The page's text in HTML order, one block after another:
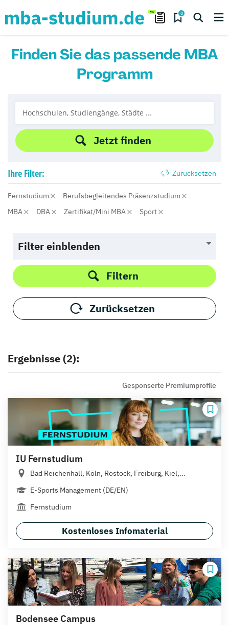
0
Finden Sie das passende MBA
Programm
Jetzt finden
Ihre Filter: Zurücksetzen
Fernstudium
Berufsbegleitendes Präsenzstudium
MBA
DBA Zertifikat/Mini MBA Sport
Filter einblenden
Filtern
Zurücksetzen
Ergebnisse (2):
Gesponserte Premiumprofile
IU Fernstudium
Bad Reichenhall, Köln, Rostock, Freiburg, Kiel,...
E-Sports Management (DE/EN)
Fernstudium
Kostenloses Infomaterial
Bodensee Campus